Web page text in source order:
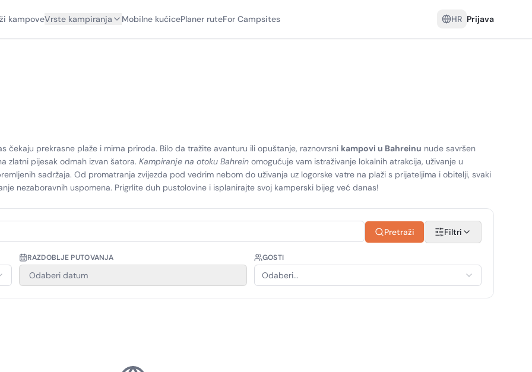
kampoveVrste kampiranja Mobilne kućicePlaner ruteFor Campsites HR Prijava
čekaju prekrasne plaže i mirna priroda. Bilo da tražite avanturu ili opuštanje, raznovrsni kampovi u Bahreinu nude savršen
zlatni pijesak odmah izvan šatora. Kampiranje na otoku Bahrein omogućuje vam istraživanje lokalnih atrakcija, uživanje u
sadržaja. Od promatranja zvijezda pod vedrim nebom do uživanja uz logorske vatre na plaži s prijateljima i obitelji, svaki
nezaboravnih uspomena. Prigrlite duh pustolovine i isplanirajte svoj kamperski bijeg već danas!
Pretraži Filtri
RAZDOBLJE PUTOVANJA
Odaberi datum
GOSTI
Odaberi...